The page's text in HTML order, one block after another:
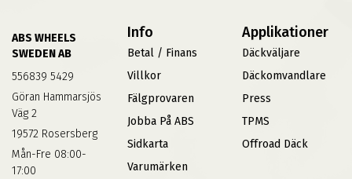
ABS WHEELS
SWEDEN AB
556839 5429
Göran Hammarsjös
Väg 2
19572 Rosersberg
Mån-Fre 08:00-
17:00
Info
Betal / Finans
Villkor
Fälgprovaren
Jobba På ABS
Sidkarta
Varumärken
Applikationer
Däckväljare
Däckomvandlare
Press
TPMS
Offroad Däck